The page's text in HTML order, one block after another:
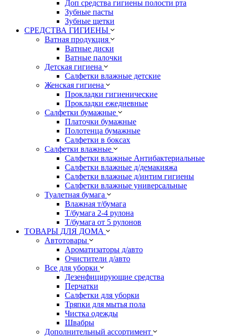
Доп средства гигиены полости рта
Зубные пасты
Зубные щетки
СРЕДСТВА ГИГИЕНЫ
Ватная продукция
Ватные диски
Ватные палочки
Детская гигиена
Салфетки влажные детские
Женская гигиена
Прокладки гигиенические
Прокладки ежедневные
Салфетки бумажные
Платочки бумажные
Полотенца бумажные
Салфетки в боксах
Салфетки влажные
Салфетки влажные Антибактериальные
Салфетки влажные д/демакияжа
Салфетки влажные д/интим гигиены
Салфетки влажные универсальные
Туалетная бумага
Влажная т/бумага
Т/бумага 2-4 рулона
Т/бумага от 5 рулонов
ТОВАРЫ ДЛЯ ДОМА
Автотовары
Ароматизаторы д/авто
Очистители д/авто
Все для уборки
Дезенфицирующие средства
Перчатки
Салфетки для уборки
Тряпки для мытья пола
Чистка одежды
Швабры
Дополнительный ассортимент